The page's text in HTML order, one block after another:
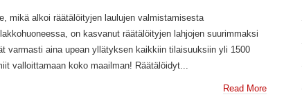
mikä alkoi räätälöityjen laulujen valmistamisesta
on kasvanut räätälöityjen lahjojen suurimmaksi
varmasti aina upean yllätyksen kaikkiin tilaisuuksiin yli 1500
valloittamaan koko maailman! Räätälöidyt...
Read More